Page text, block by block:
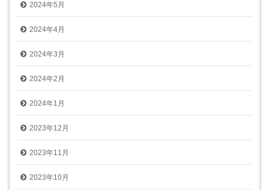
2024年5月
2024年4月
2024年3月
2024年2月
2024年1月
2023年12月
2023年11月
2023年10月